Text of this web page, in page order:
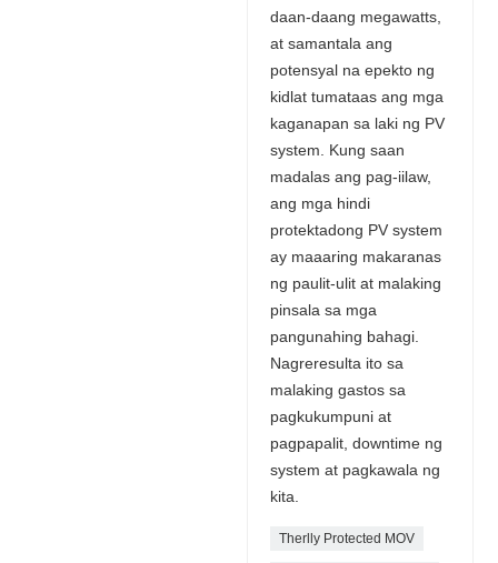
daan-daang megawatts,
at samantala ang
potensyal na epekto ng
kidlat tumataas ang mga
kaganapan sa laki ng PV
system. Kung saan
madalas ang pag-iilaw,
ang mga hindi
protektadong PV system
ay maaaring makaranas
ng paulit-ulit at malaking
pinsala sa mga
pangunahing bahagi.
Nagreresulta ito sa
malaking gastos sa
pagkukumpuni at
pagpapalit, downtime ng
system at pagkawala ng
kita.
Therlly Protected MOV